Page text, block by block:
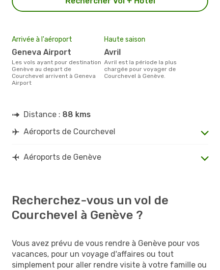
Arrivée à l'aéroport
Geneva Airport
Les vols ayant pour destination
Genève au depart de
Courchevel arrivent à Geneva
Airport
Haute saison
avril
avril est la période la plus
chargée pour voyager de
Courchevel à Genève.
Distance : 88 kms
Aéroports de Courchevel
Aéroports de Genève
Recherchez-vous un vol de
Courchevel à Genève ?
Vous avez prévu de vous rendre à Genève pour vos
vacances, pour un voyage d'affaires ou tout
simplement pour aller rendre visite à votre famille ou